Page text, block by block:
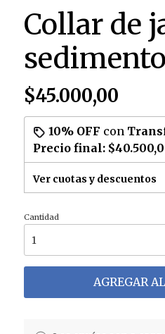
Collar de
$45.000,00
10% OFF con
Precio final:
Ver cuotas y descuentos
Cantidad
AGREGAR